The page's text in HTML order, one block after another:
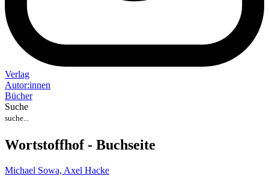
Verlag
Autor:innen
Bücher
Suche
Wortstoffhof - Buchseite
Michael Sowa, Axel Hacke